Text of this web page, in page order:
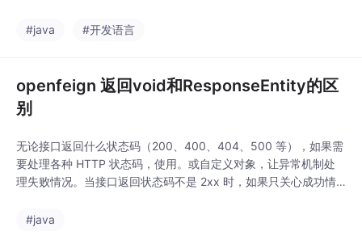
#java #开发语言
openfeign 返回void和ResponseEntity的区
别
无论接口返回什么状态码（200、400、404、500 等），如果需
要处理各种 HTTP 状态码，使用。或自定义对象，让异常机制处
理失败情况。当接口返回状态码不是 2xx 时，如果只关心成功情
#java